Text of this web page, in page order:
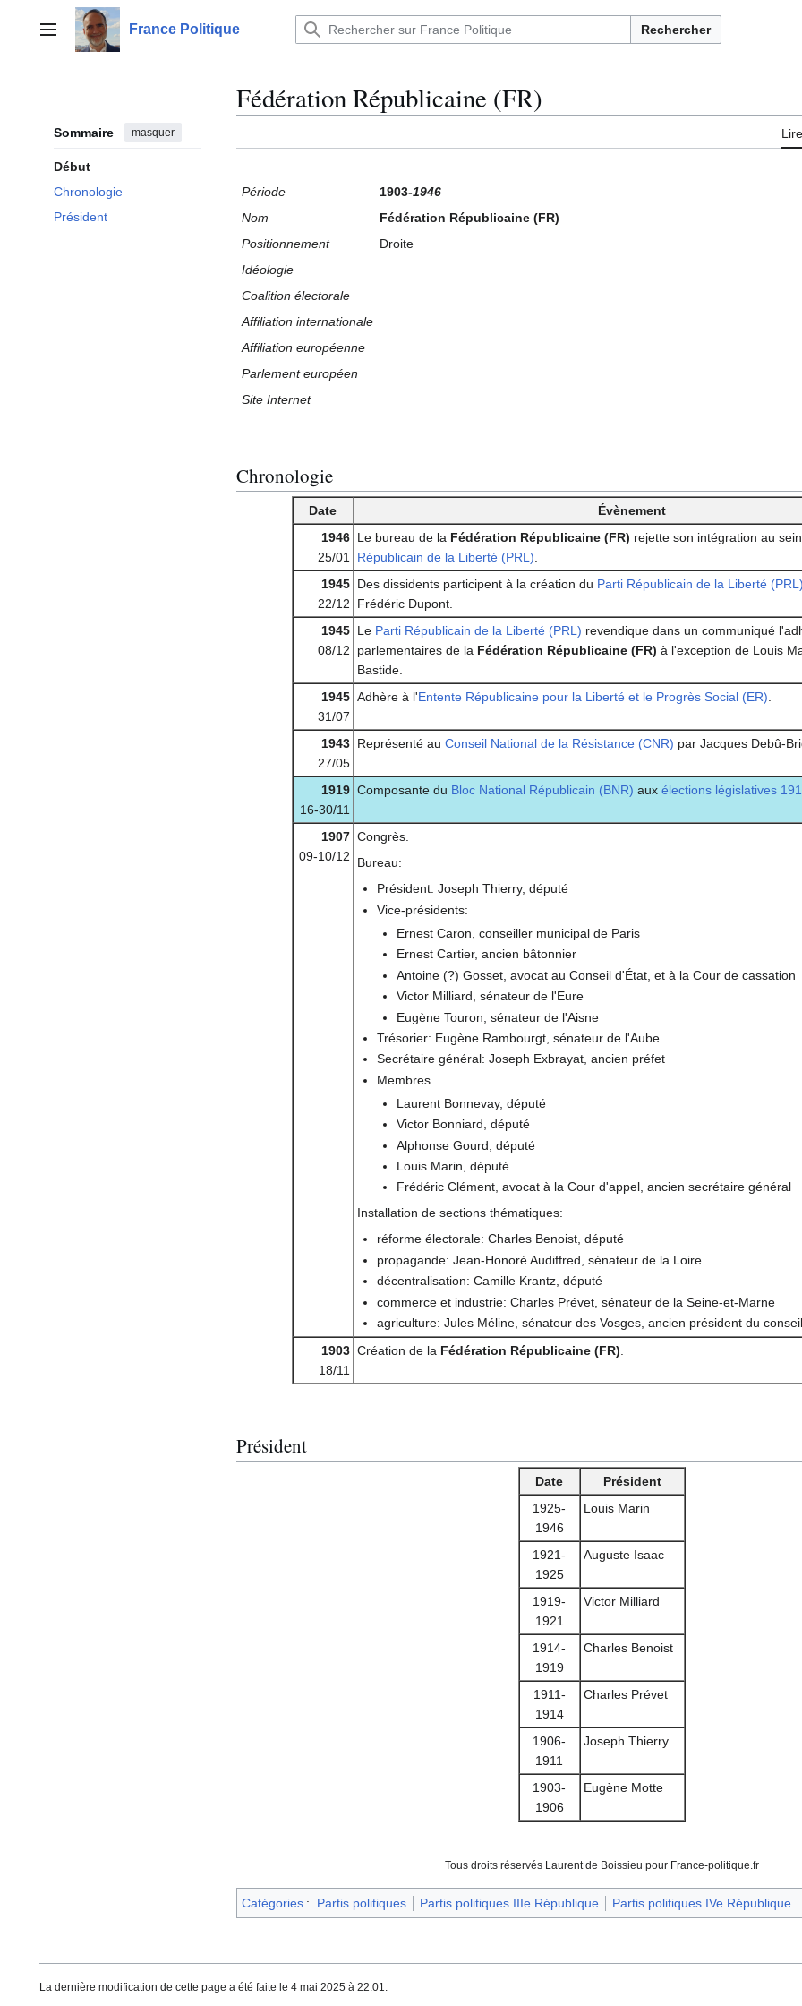
contenuMenu principalFrance Politique Rechercher
Sommaire masquer
Début
Chronologie
Président
Fédération Républicaine (FR)
Lire
Période 1903-1946
Nom
Fédération Républicaine (FR)
Positionnement
Droite
Idéologie
Coalition électorale
Affiliation internationale
Affiliation européenne
Parlement européen
Site Internet
Chronologie
Date
Évènement
1946
25/01
Le bureau de la Fédération Républicaine (FR) rejette son intégration au
Républicain de la Liberté (PRL).
1945
22/12
Des dissidents participent à la création du Parti Républicain de la Liberté
Frédéric Dupont.
1945
08/12
Le Parti Républicain de la Liberté (PRL) revendique dans un communiqué
parlementaires de la Fédération Républicaine (FR) à l'exception de Louis
Bastide.
1945
31/07
Adhère à l'Entente Républicaine pour la Liberté et le Progrès Social (ER).
1943
27/05
Représenté au Conseil National de la Résistance (CNR) par Jacques Debû-
1919
16-30/11
Composante du Bloc National Républicain (BNR) aux élections législatives
1907
09-10/12
Congrès.
Bureau:
Président: Joseph Thierry, député
Vice-présidents:
Ernest Caron, conseiller municipal de Paris
Ernest Cartier, ancien bâtonnier
Antoine (?) Gosset, avocat au Conseil d'État, et à la Cour de cassation
Victor Milliard, sénateur de l'Eure
Eugène Touron, sénateur de l'Aisne
Trésorier: Eugène Rambourgt, sénateur de l'Aube
Secrétaire général: Joseph Exbrayat, ancien préfet
Membres
Laurent Bonnevay, député
Victor Bonniard, député
Alphonse Gourd, député
Louis Marin, député
Frédéric Clément, avocat à la Cour d'appel, ancien secrétaire général
Installation de sections thématiques:
réforme électorale: Charles Benoist, député
propagande: Jean-Honoré Audiffred, sénateur de la Loire
décentralisation: Camille Krantz, député
commerce et industrie: Charles Prévet, sénateur de la Seine-et-Marne
agriculture: Jules Méline, sénateur des Vosges, ancien président du conseil
1903
18/11
Création de la Fédération Républicaine (FR).
Président
Date
Président
1925-
1946
Louis Marin
1921-
1925
Auguste Isaac
1919-
1921
Victor Milliard
1914-
1919
Charles Benoist
1911-
1914
Charles Prévet
1906-
1911
Joseph Thierry
1903-
1906
Eugène Motte
Tous droits réservés Laurent de Boissieu pour France-politique.fr
Catégories : Partis politiques Partis politiques IIIe République Partis politiques IVe République
La dernière modification de cette page a été faite le 4 mai 2025 à 22:01.